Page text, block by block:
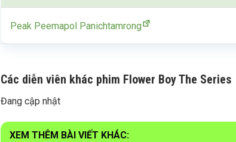
Peak Peemapol Panichtamrong
Các diễn viên khác phim Flower Boy The Series
Đang cập nhật
XEM THÊM BÀI VIẾT KHÁC: